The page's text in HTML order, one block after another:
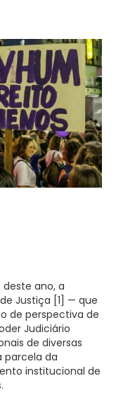
ano, a
Justiça [1] — que
de perspectiva de
Judiciário
de diversas
parcela da
institucional de